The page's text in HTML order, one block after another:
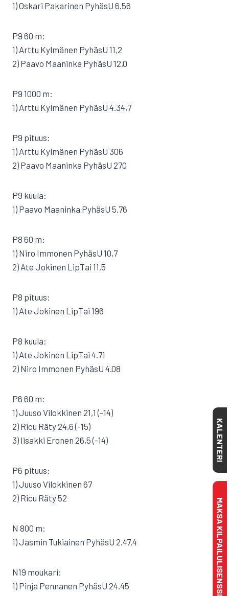
1) Oskari Pakarinen PyhäsU 6.56
P9 60 m:
1) Arttu Kylmänen PyhäsU 11,2
2) Paavo Maaninka PyhäsU 12,0
P9 1000 m:
1) Arttu Kylmänen PyhäsU 4.34,7
P9 pituus:
1) Arttu Kylmänen PyhäsU 306
2) Paavo Maaninka PyhäsU 270
P9 kuula:
1) Paavo Maaninka PyhäsU 5.76
P8 60 m:
1) Niro Immonen PyhäsU 10,7
2) Ate Jokinen LipTai 11,5
P8 pituus:
1) Ate Jokinen LipTai 196
P8 kuula:
1) Ate Jokinen LipTai 4.71
2) Niro Immonen PyhäsU 4.08
P6 60 m:
1) Juuso Vilokkinen 21,1 (-14)
2) Ricu Räty 24,6 (-15)
3) Iisakki Eronen 26,5 (-14)
P6 pituus:
1) Juuso Vilokkinen 67
2) Ricu Räty 52
N 800 m:
1) Jasmin Tukiainen PyhäsU 2.47,4
N19 moukari:
1) Pinja Pennanen PyhäsU 24.45
KALENTERI
MAKSA KILPAILULISENSSI